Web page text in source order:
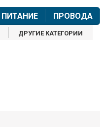
ПИТАНИЕ ПРОВОДА
ДРУГИЕ КАТЕГОРИИ